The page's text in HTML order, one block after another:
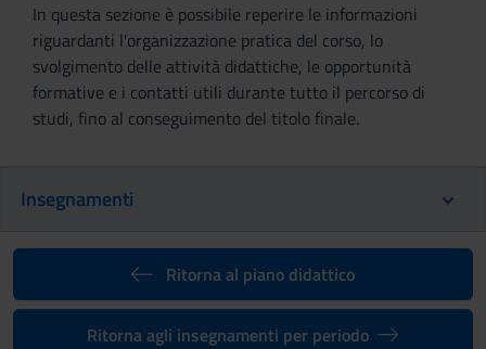
In questa sezione è possibile reperire le informazioni
riguardanti l'organizzazione pratica del corso, lo
svolgimento delle attività didattiche, le opportunità
formative e i contatti utili durante tutto il percorso di
studi, fino al conseguimento del titolo finale.
Insegnamenti
Ritorna al piano didattico
Ritorna agli insegnamenti per periodo